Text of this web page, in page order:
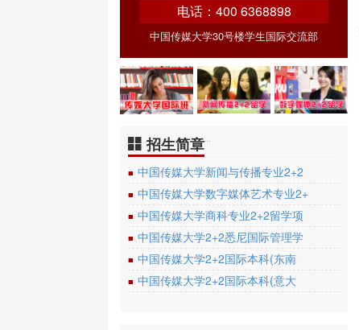
电话：400 6368898
中国传媒大学30号楼学生国际交流部
招生简章
■ 中国传媒大学新闻与传播专业2+2
■ 中国传媒大学数字媒体艺术专业2+
■ 中国传媒大学商科专业2+2留学项
■ 中国传媒大学2+2悉尼国际管理学
■ 中国传媒大学2+2国际本科(东南
■ 中国传媒大学2+2国际本科(意大